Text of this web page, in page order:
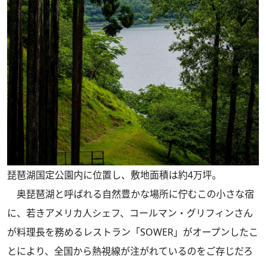
琵琶湖国定公園内に位置し、敷地面積は約4万坪。
奥琵琶湖と呼ばれる自然豊かな場所に佇むこの小さな宿
に、若きアメリカ人シェフ、コールマン・グリフィンさん
が料理長を務めるレストラン「SOWER」がオープンしたこ
とにより、全国から熱視線が注がれているのをご存じだろ